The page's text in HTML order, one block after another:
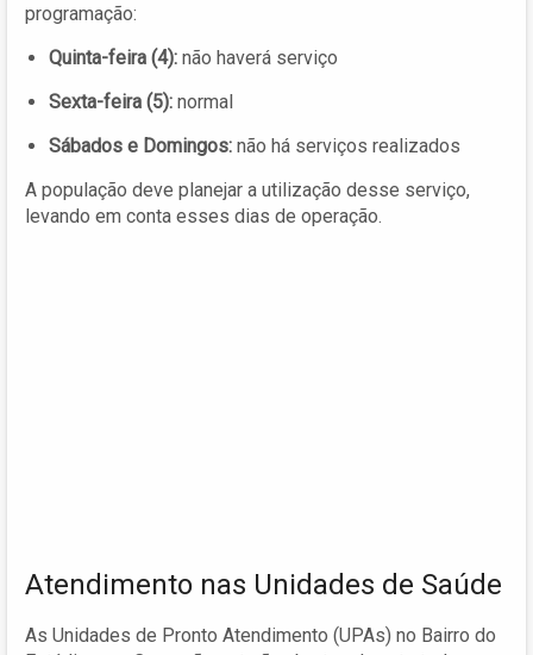
programação:
Quinta-feira (4): não haverá serviço
Sexta-feira (5): normal
Sábados e Domingos: não há serviços realizados
A população deve planejar a utilização desse serviço,
levando em conta esses dias de operação.
Atendimento nas Unidades de Saúde
As Unidades de Pronto Atendimento (UPAs) no Bairro do